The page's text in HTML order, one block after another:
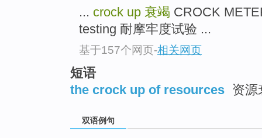
... crock up 衰竭 CROCK
testing 耐摩牢度试验 ...
基于157个网页-相关网页
短语
the crock up of resources 资源
双语例句